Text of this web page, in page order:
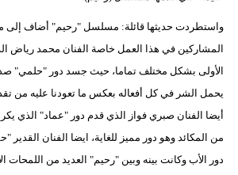
واستطردت حديثها قائلة: مسلسل "رحيم" أضاف إلى
المشاركين في هذا العمل خاصة الفنان محمد رياض
الأولى بشكل مختلف تماما، حيث جسد دور "حلمي"
يحمل الشر في كل أفعاله بعكس ما تعودنا عليه من
أيضا الفنان صبري فواز الذي قدم دور "عماد" الذي
من المكائد وهو دور مميز للغاية، ايضا الفنان
دور الأب وكانت بينه وبين "رحيم" العديد من اللمحات